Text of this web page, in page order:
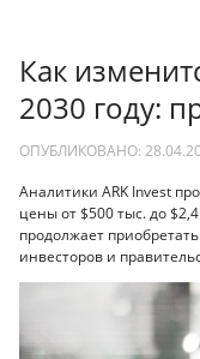
Как
2030 году:
ОПУБЛИКОВАНО:
Аналитики ARK Invest
цены от $500 тыс. до
продолжает
инвесторов и